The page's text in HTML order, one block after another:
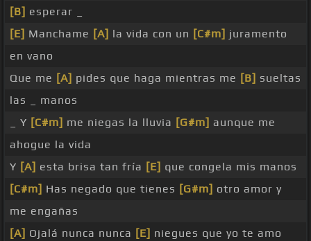
[B] esperar _
[E] Manchame [A] la vida con un [C#m] juramento
en vano
Que me [A] pides que haga mientras me [B] sueltas
las _ manos
_ Y [C#m] me niegas la lluvia [G#m] aunque me
ahogue la vida
Y [A] esta brisa tan fría [E] que congela mis manos
[C#m] Has negado que tienes [G#m] otro amor y
me engañas
[A] Ojalá nunca nunca [E] niegues que yo te amo